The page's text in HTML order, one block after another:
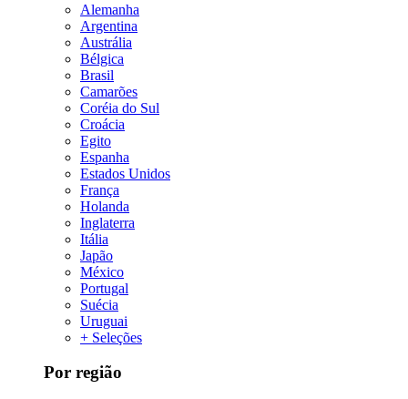
Alemanha
Argentina
Austrália
Bélgica
Brasil
Camarões
Coréia do Sul
Croácia
Egito
Espanha
Estados Unidos
França
Holanda
Inglaterra
Itália
Japão
México
Portugal
Suécia
Uruguai
+ Seleções
Por região